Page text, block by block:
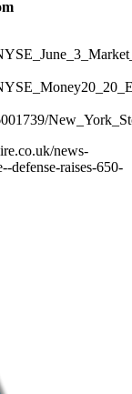
news-
defense-raises-650-